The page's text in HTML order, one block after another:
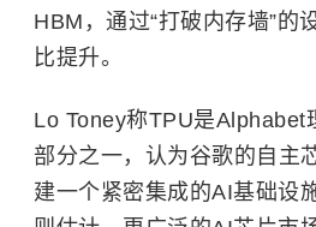
HBM，通过“打破内存墙”的
比提升。
Lo Toney称TPU是Alphabet
部分之一，认为谷歌的自主
建一个紧密集成的AI基础设